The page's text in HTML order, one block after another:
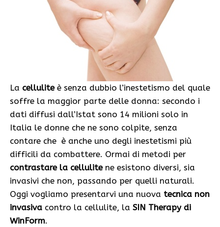
La celluliteè senza dubbio l’inestetismo del quale
soffre la maggior parte delle donna: secondo i
dati diffusi dall’Istat sono 14 milioni solo in
Italia le donne che ne sono colpite, senza
contare che è anche uno degli inestetismi più
difficili da combattere. Ormai di metodi per
contrastare la cellulitene esistono diversi, sia
invasivi che non, passando per quelli naturali.
Oggi vogliamo presentarvi una nuova tecnica non
invasiva contro la cellulite, la SIN Therapy di
WinForm.